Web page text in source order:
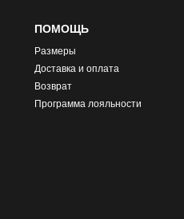
ПОМОЩЬ
Размеры
Доставка и оплата
Возврат
Программа лояльности